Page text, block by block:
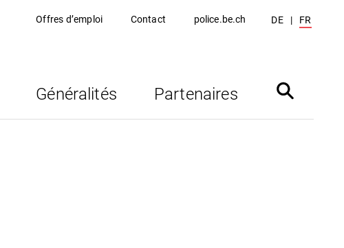
Offres d’emploi Contact police.be.ch DE FR
Généralités Partenaires